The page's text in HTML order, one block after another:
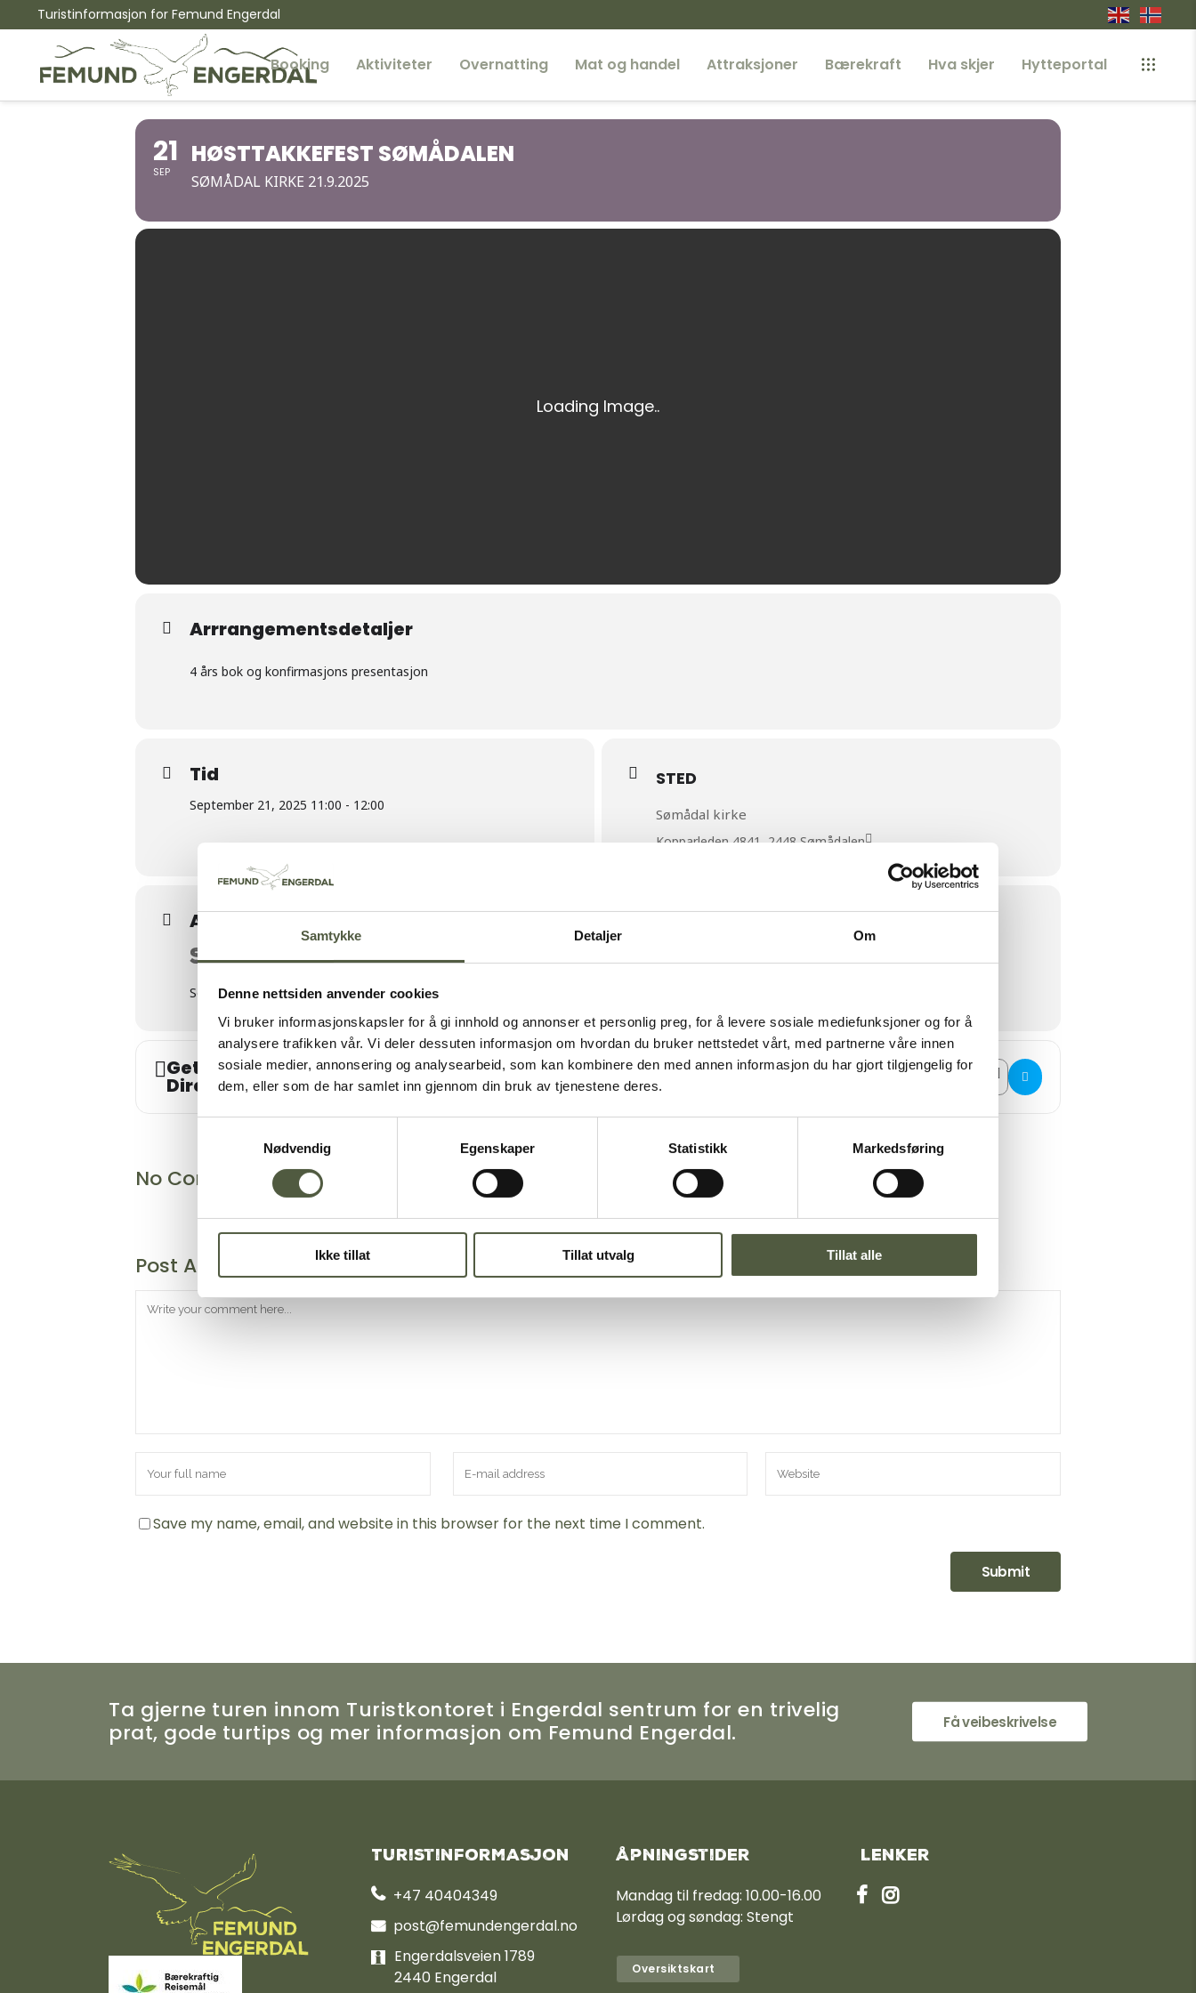
Samtykke Detaljer Om
Denne nettsiden anvender cookies
Vi bruker informasjonskapsler for å gi innhold og annonser et personlig preg, for å levere sosiale mediefunksjoner og for å
analysere trafikken vår. Vi deler dessuten informasjon om hvordan du bruker nettstedet vårt, med partnerne våre innen
sosiale medier, annonsering og analysearbeid, som kan kombinere den med annen informasjon du har gjort tilgjengelig for
dem, eller som de har samlet inn gjennom din bruk av tjenestene deres.
Nødvendig
Egenskaper Statistikk Markedsføring
Ikke tillat Tillat utvalg Tillat alle
Turistinformasjon for Femund Engerdal
Booking Aktiviteter
Fiske
Kultur og arrangement
Overnatting Mat og handel Attraksjoner
Gutulia nasjonalpark
Bærekraft Hva skjer Hytteportal
21
SEP
HØSTTAKKEFEST SØMÅDALEN
SØMÅDAL KIRKE 21.9.2025
Arrrangementsdetaljer
4 års bok og konfirmasjons presentasjon
Tid
September 21, 2025 11:00 - 12:00
STED
Sømådal kirke
Kopparleden 4841, 2448 Sømådalen
Arrangør
SØMÅDAL MENIGHETSRÅD
Sømådal Kirke, Kopparleden 4841, 2448 Sømådalen
Get
Directions
Address - Høsttakkefest Sømådalen [] Destination Address - Høsttakkefest Sømådalen
No Comments
Post A Comment
Save my name, email, and website in this browser for the next time I comment.
Ta gjerne turen innom Turistkontoret i Engerdal sentrum for en trivelig
prat, gode turtips og mer informasjon om Femund Engerdal.
Få veibeskrivelse
Turistinformasjon
+47 40404349
post@femundengerdal.no
Engerdalsveien 1789
2440 Engerdal
Åpningstider
Mandag til fredag: 10.00-16.00
Lørdag og søndag: Stengt
Oversiktskart
Lenker